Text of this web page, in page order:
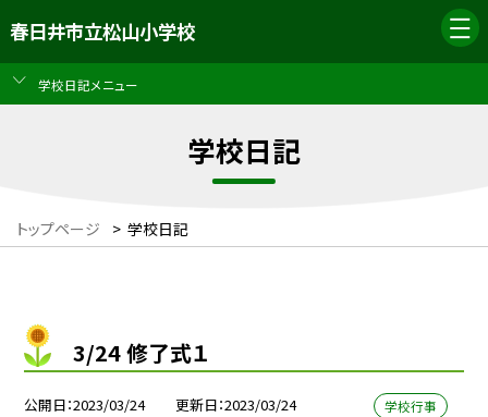
春日井市立松山小学校
学校日記メニュー
学校日記
トップページ > 学校日記
3/24 修了式１
公開日 2023/03/24 更新日 2023/03/24 学校行事